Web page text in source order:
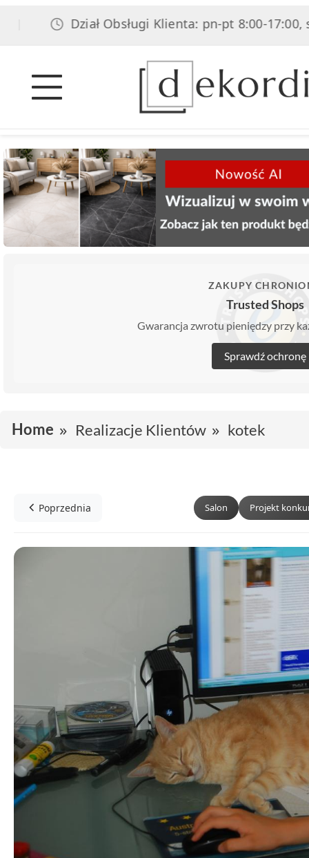
Dział Obsługi Klienta: pn-pt 8:00-17:00, sob
ZAKUPY
Trusted Shops
Gwarancja zwrotu pieniędzy przy
Sprawdź ochronę
Home Realizacje Klientów kotek
Poprzednia Salon Projekt